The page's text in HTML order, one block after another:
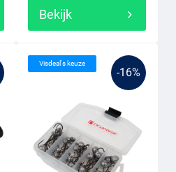
Bekijk
-16%
Visdeal's keuze